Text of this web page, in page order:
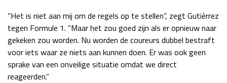
Kwalificatie
za 19:00 - 20:00
Race
zo 17:00 - 19:00
“Het is niet aan mij om de regels op te stellen”, zegt Gutiérrez
tegen Formule 1. “Maar het zou goed zijn als er opnieuw naar
gekeken zou worden. Nu worden de coureurs dubbel bestraft
voor iets waar ze niets aan kunnen doen. Er was ook geen
sprake van een onveilige situatie omdat we direct
reageerden.”